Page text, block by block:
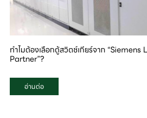
ทำไมต้องเลือกตู้สวิตช์เกียร์จาก “Siemens
Partner”?
อ่านต่อ